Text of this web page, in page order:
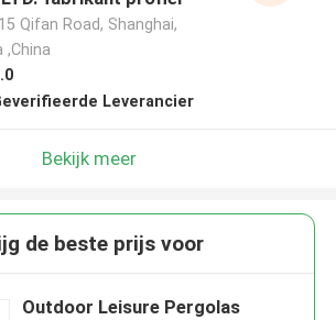
Qifan Road, Shanghai,
,China
Leverancier
Bekijk meer
de beste prijs voor
Outdoor Leisure Pergolas